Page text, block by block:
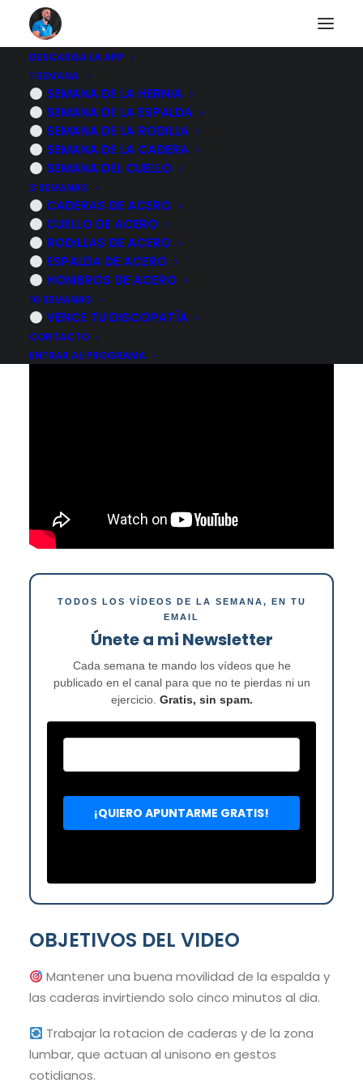
DESCARGA LA APP
1 SEMANA
SEMANA DE LA HERNIA
SEMANA DE LA ESPALDA
SEMANA DE LA RODILLA
SEMANA DE LA CADERA
SEMANA DEL CUELLO
3 SEMANAS
CADERAS DE ACERO
CUELLO DE ACERO
RODILLAS DE ACERO
ESPALDA DE ACERO
HOMBROS DE ACERO
16 SEMANAS
VENCE TU DISCOPATÍA
CONTACTO
ENTRAR AL PROGRAMA
Mi RUTINA de
ejercicios para evitar
el ENVEJECIMIENTO
articular
3 NOVIEMBRE, 2022 | POR
TODOS LOS VÍDEOS DE LA SEMANA, EN TU
EMAIL
Únete a mi Newsletter
Cada semana te mando los vídeos que he
publicado en el canal para que no te pierdas ni un
ejercicio. Gratis, sin spam.
OBJETIVOS DEL VIDEO
Mantener una buena movilidad de la espalda y
las caderas invirtiendo solo cinco minutos al dia.
Trabajar la rotacion de caderas y de la zona
lumbar, que actuan al unisono en gestos
cotidianos.